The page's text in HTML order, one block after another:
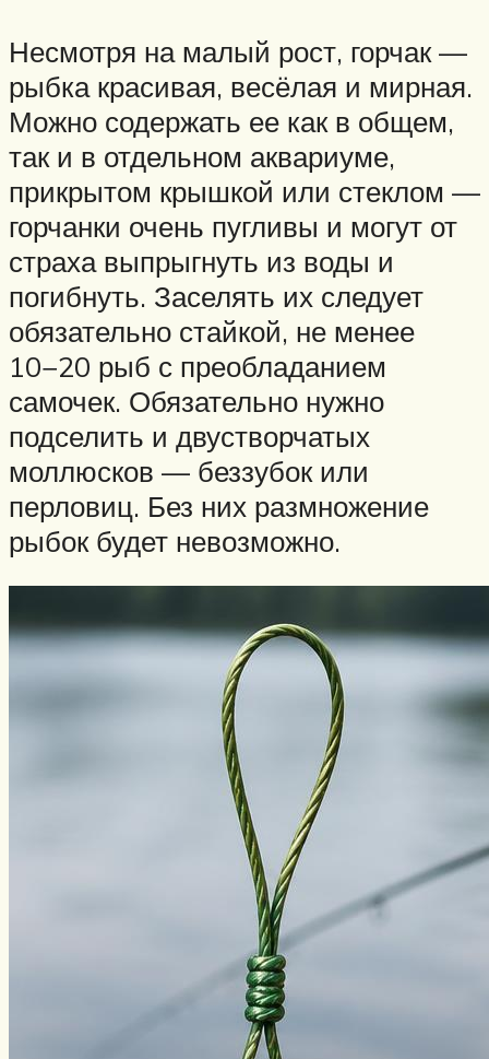
Несмотря на малый рост, горчак —
рыбка красивая, весёлая и мирная.
Можно содержать ее как в общем,
так и в отдельном аквариуме,
прикрытом крышкой или стеклом —
горчанки очень пугливы и могут от
страха выпрыгнуть из воды и
погибнуть. Заселять их следует
обязательно стайкой, не менее
10−20 рыб с преобладанием
самочек. Обязательно нужно
подселить и двустворчатых
моллюсков — беззубок или
перловиц. Без них размножение
рыбок будет невозможно.